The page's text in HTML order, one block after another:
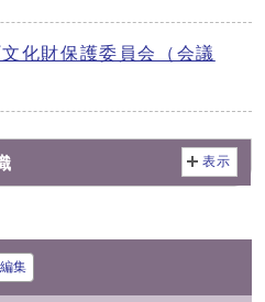
化財保護委員会（会議
表示
編集